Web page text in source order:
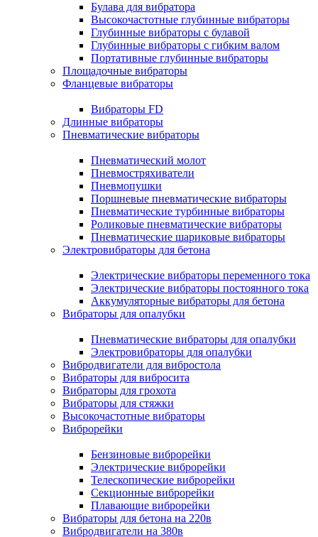
Булава для вибратора
Высокочастотные глубинные вибраторы
Глубинные вибраторы с булавой
Глубинные вибраторы с гибким валом
Портативные глубинные вибраторы
Площадочные вибраторы
Фланцевые вибраторы
Вибраторы FD
Длинные вибраторы
Пневматические вибраторы
Пневматический молот
Пневмостряхиватели
Пневмопушки
Поршневые пневматические вибраторы
Пневматические турбинные вибраторы
Роликовые пневматические вибраторы
Пневматические шариковые вибраторы
Электровибраторы для бетона
Электрические вибраторы переменного тока
Электрические вибраторы постоянного тока
Аккумуляторные вибраторы для бетона
Вибраторы для опалубки
Пневматические вибраторы для опалубки
Электровибраторы для опалубки
Вибродвигатели для вибростола
Вибраторы для вибросита
Вибраторы для грохота
Вибраторы для стяжки
Высокочастотные вибраторы
Виброрейки
Бензиновые виброрейки
Электрические виброрейки
Телескопические виброрейки
Секционные виброрейки
Плавающие виброрейки
Вибраторы для бетона на 220в
Вибродвигатели на 380в